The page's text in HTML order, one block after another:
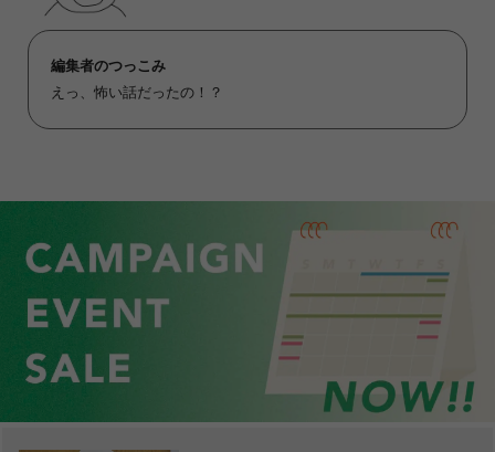
編集者のつっこみ
えっ、怖い話だったの！？